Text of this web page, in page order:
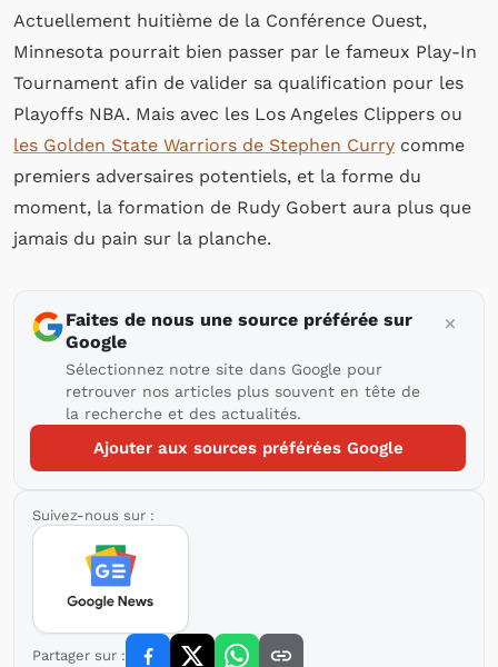
Actuellement huitième de la Conférence Ouest,
Minnesota pourrait bien passer par le fameux Play-In
Tournament afin de valider sa qualification pour les
Playoffs NBA. Mais avec les Los Angeles Clippers ou
les Golden State Warriors de Stephen Curry comme
premiers adversaires potentiels, et la forme du
moment, la formation de Rudy Gobert aura plus que
jamais du pain sur la planche.
Faites de nous une source préférée sur
Google
Sélectionnez notre site dans Google pour
retrouver nos articles plus souvent en tête de
la recherche et des actualités.
Ajouter aux sources préférées Google
Suivez-nous sur :
Partager sur :